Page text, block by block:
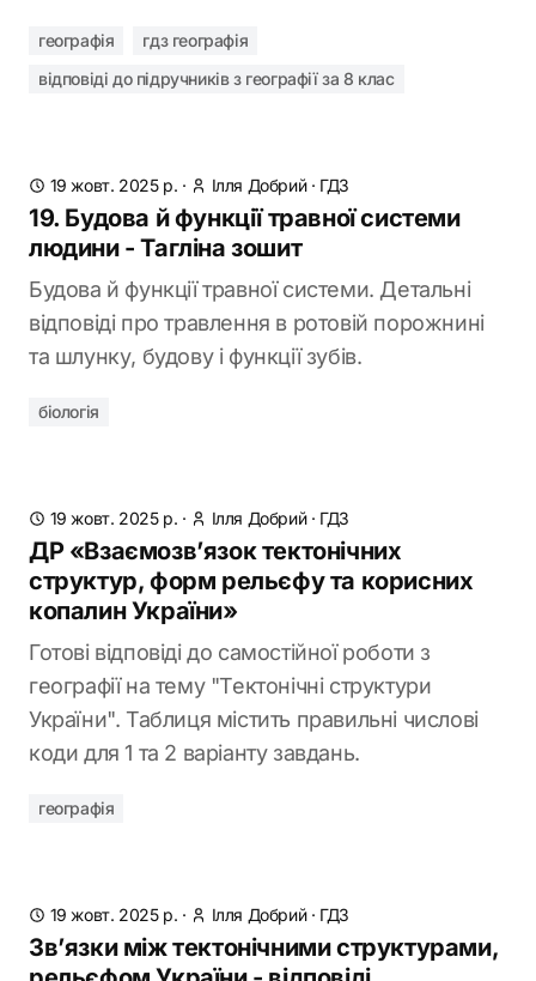
географія
гдз географія
відповіді до підручників з географії за 8 клас
19 жовт. 2025 р. · Ілля Добрий· ГДЗ
19. Будова й функції травної системи
людини - Тагліна зошит
Будова й функції травної системи. Детальні
відповіді про травлення в ротовій порожнині
та шлунку, будову і функції зубів.
біологія
19 жовт. 2025 р. · Ілля Добрий· ГДЗ
ДР «Взаємозв’язок тектонічних
структур, форм рельєфу та корисних
копалин України»
Готові відповіді до самостійної роботи з
географії на тему "Тектонічні структури
України". Таблиця містить правильні числові
коди для 1 та 2 варіанту завдань.
географія
19 жовт. 2025 р. · Ілля Добрий· ГДЗ
Зв’язки між тектонічними структурами,